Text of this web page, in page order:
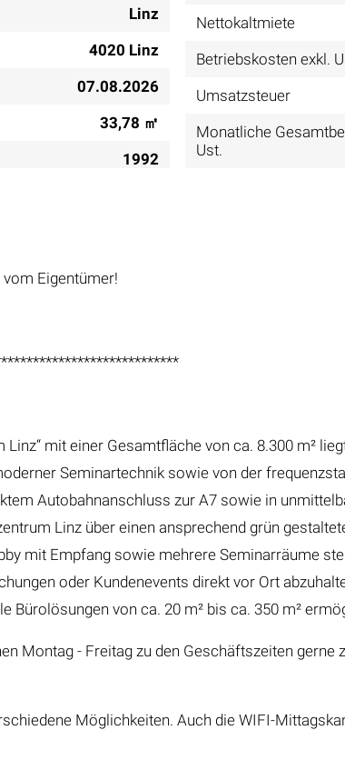
Linz
4020 Linz
07.08.2026
33,78 ㎡
1992
Nettokaltmiete
Betriebskosten exkl.
Umsatzsteuer
Monatliche
Ust.
vom Eigentümer!
mit einer Gesamtfläche von ca. 8.300 m²
Seminartechnik sowie von der
Autobahnanschluss zur A7 sowie in
Linz über einen ansprechend grün
mit Empfang sowie mehrere Seminarräume
oder Kundenevents direkt vor Ort
Bürolösungen von ca. 20 m² bis ca. 350 m²
Montag - Freitag zu den Geschäftszeiten
Möglichkeiten. Auch die WIFI-